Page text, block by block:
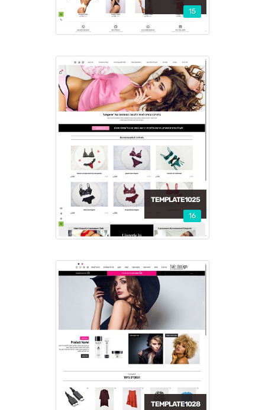
15
TEMPLATE1025
16
TEMPLATE1028